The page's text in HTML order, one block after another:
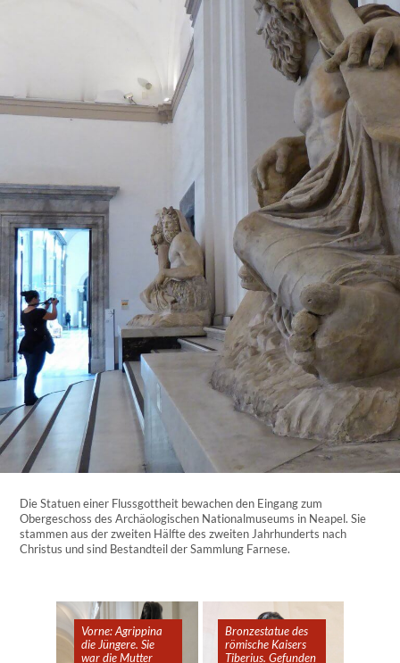
Die Statuen einer Flussgottheit bewachen den Eingang zum
Obergeschoss des Archäologischen Nationalmuseums in Neapel. Sie
stammen aus der zweiten Hälfte des zweiten Jahrhunderts nach
Christus und sind Bestandteil der Sammlung Farnese.
Vorne: Agrippina
die Jüngere. Sie
war die Mutter
Vorne: Agrippina
die Jüngere. Sie
war die Mutter
Bronzestatue des
römische Kaisers
Tiberius. Gefunden
Bronzestatue des
römische Kaisers
Tiberius. Gefunden